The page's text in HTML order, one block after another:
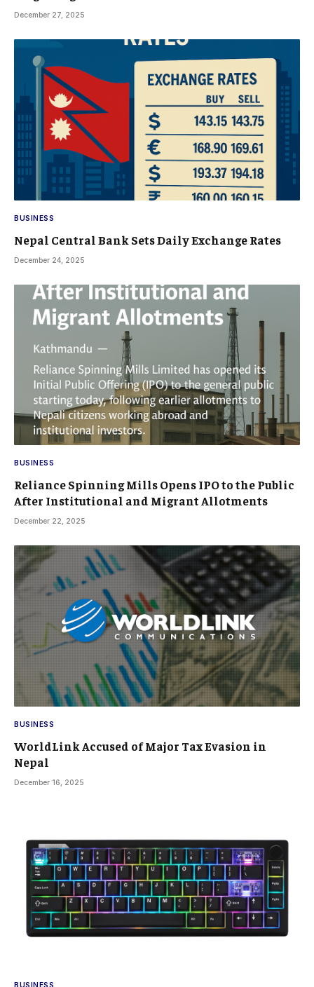
December 27, 2025
BUSINESS
Nepal Central Bank Sets Daily Exchange Rates
December 24, 2025
BUSINESS
Reliance Spinning Mills Opens IPO to the Public
After Institutional and Migrant Allotments
December 22, 2025
BUSINESS
WorldLink Accused of Major Tax Evasion in
Nepal
December 16, 2025
BUSINESS